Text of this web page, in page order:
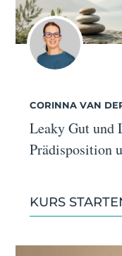
CORINNA VAN
Leaky Gut und
Prädisposition
KURS